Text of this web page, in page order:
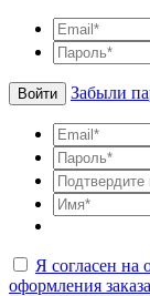
Войти Забыли
Я согласен на
оформления